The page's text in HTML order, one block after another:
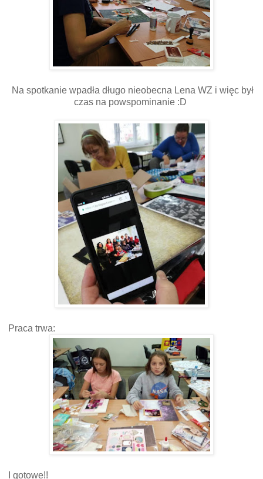
Na spotkanie wpadła długo nieobecna Lena WZ i więc był
czas na powspominanie :D
Praca trwa:
I gotowe!!